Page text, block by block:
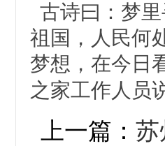
古诗曰：梦
祖国，人民何
梦想，在今日
之家工作人员
上一篇： 苏